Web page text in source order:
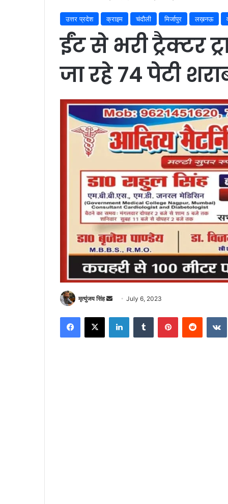
उत्तर प्रदेश क्राइम चंदौली मिर्जापुर लख़नऊ
ईंट से भरी ट्रैक्टर
जा रहे 74 पेटी
मृत्युंजय सिंह
Send
email
July 6, 2023
Facebook
X LinkedInTumblr PinterestReddit